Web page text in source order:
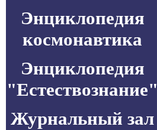
Энциклопедия
космонавтика
Энциклопедия
"Естествознание"
Журнальный зал